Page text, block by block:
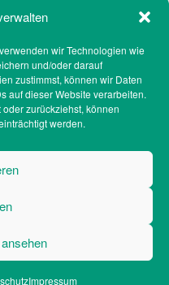
wir Technologien wie
und/oder darauf
zustimmst, können wir Daten
auf dieser Website verarbeiten.
zurückziehst, können
werden.
Impressum